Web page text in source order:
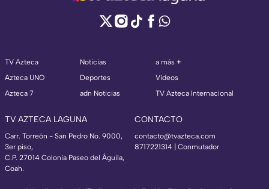
TV Azteca
Azteca UNO
Azteca 7
Noticias
Deportes
adn Noticias
a más +
Videos
TV Azteca Internacional
TV AZTECA LAGUNA
Carr. Torreón - San Pedro No. 9000,
3er piso,
C.P. 27014 Colonia Paseo del Águila,
Coah.
CONTACTO
contacto@tvazteca.com
8717221314 | Conmutador